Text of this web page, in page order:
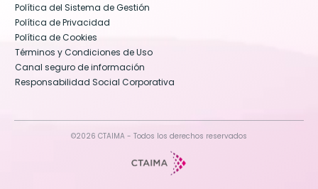
Política del Sistema de Gestión
Política de Privacidad
Política de Cookies
Términos y Condiciones de Uso
Canal seguro de información
Responsabilidad Social Corporativa
©2026 CTAIMA - Todos los derechos reservados